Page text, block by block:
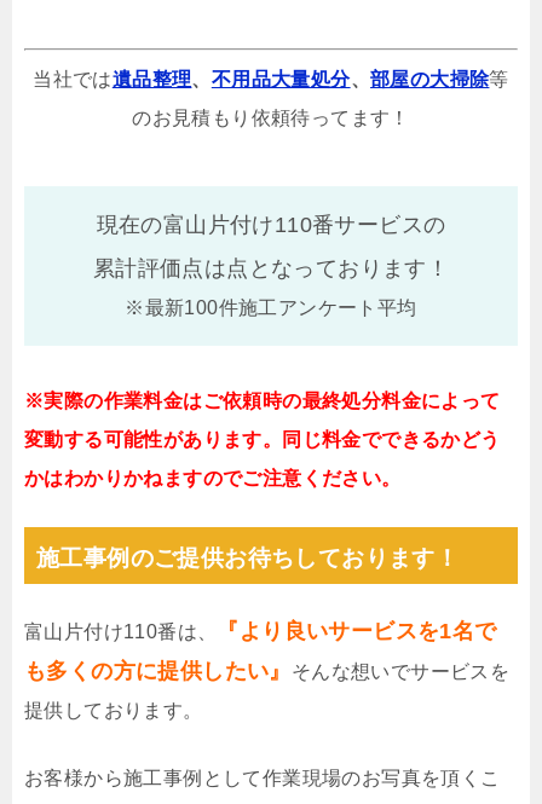
当社では遺品整理、 不用品大量処分、部屋の大掃除等
のお見積もり依頼待ってます！
現在の富山片付け110番サービスの
累計評価点は点となっております！
※最新100件施工アンケート平均
※実際の作業料金はご依頼時の最終処分料金によって
変動する可能性があります。同じ料金でできるかどう
かはわかりかねますのでご注意ください。
施工事例のご提供お待ちしております！
富山片付け110番は、
『より良いサービスを1名で
も多くの方に提供したい』
そんな想いでサービスを
提供しております。
お客様から施工事例として作業現場のお写真を頂くこ